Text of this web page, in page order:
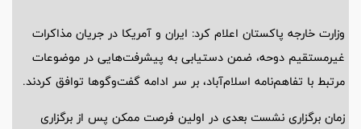
وزارت خارجه پاکستان اعلام کرد: ایران و آمریکا در جریان مذاکرات
غیرمستقیم دوحه، ضمن دستیابی به پیشرفت‌هایی در موضوعات
مرتبط با تفاهم‌نامه اسلام‌آباد، بر سر ادامه گفت‌وگوها توافق کردند.
زمان برگزاری نشست بعدی در اولین فرصت ممکن پس از برگزاری